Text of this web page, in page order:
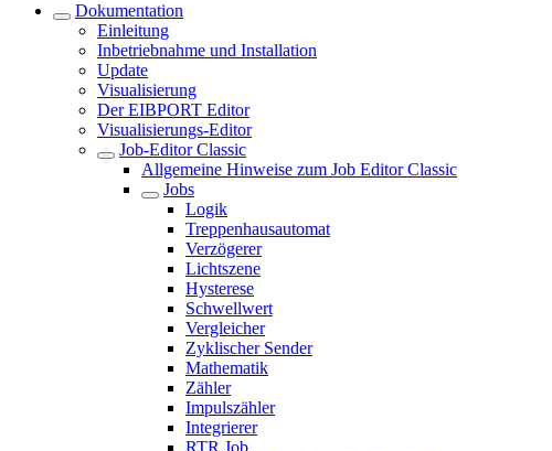
Dokumentation
Einleitung
Inbetriebnahme und Installation
Update
Visualisierung
Der EIBPORT Editor
Visualisierungs-Editor
Job-Editor Classic
Allgemeine Hinweise zum Job Editor Classic
Jobs
Logik
Treppenhausautomat
Verzögerer
Lichtszene
Hysterese
Schwellwert
Vergleicher
Zyklischer Sender
Mathematik
Zähler
Impulszähler
Integrierer
RTR Job